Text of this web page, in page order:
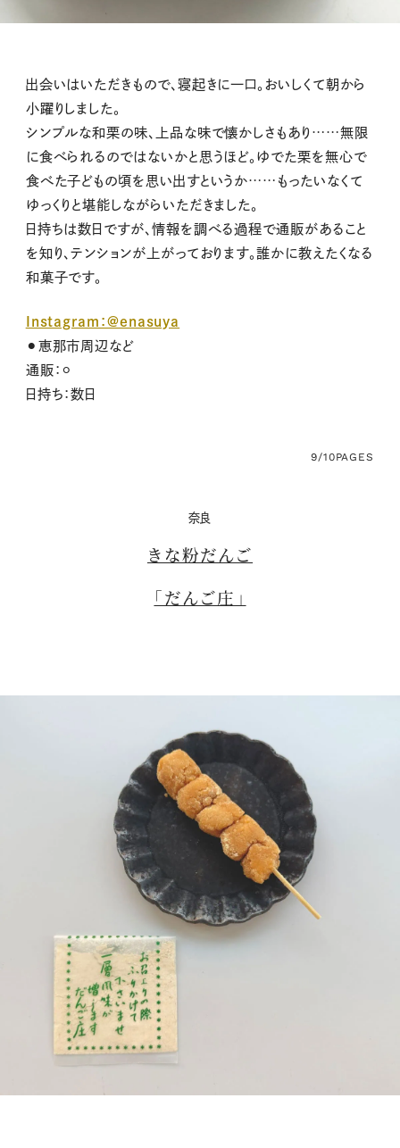
出会いはいただきもので、寝起きに一口。おいしくて朝から
小躍りしました。
シンプルな和栗の味、上品な味で懐かしさもあり……無限
に食べられるのではないかと思うほど。ゆでた栗を無心で
食べた子どもの頃を思い出すというか……もったいなくて
ゆっくりと堪能しながらいただきました。
日持ちは数日ですが、情報を調べる過程で通販があること
を知り、テンションが上がっております。誰かに教えたくなる
和菓子です。
Instagram：@enasuya
⚫︎恵那市周辺など
通販：⚪︎
日持ち：数日
9/10PAGES
奈良
きな粉だんご
「だんご庄」